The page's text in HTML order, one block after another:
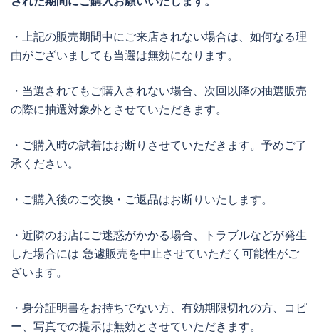
・上記の販売期間中にご来店されない場合は、如何なる理
由がございましても当選は無効になります。
・当選されてもご購入されない場合、次回以降の抽選販売
の際に抽選対象外とさせていただきます。
・ご購入時の試着はお断りさせていただきます。予めご了
承ください。
・ご購入後のご交換・ご返品はお断りいたします。
・近隣のお店にご迷惑がかかる場合、トラブルなどが発生
した場合には 急遽販売を中止させていただく可能性がご
ざいます。
・身分証明書をお持ちでない方、有効期限切れの方、コピ
ー、写真での提示は無効とさせていただきます。